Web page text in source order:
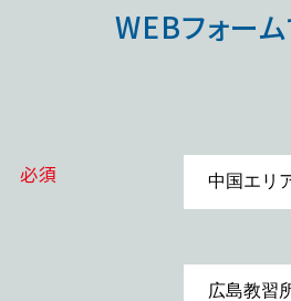
WEBフォー
必須